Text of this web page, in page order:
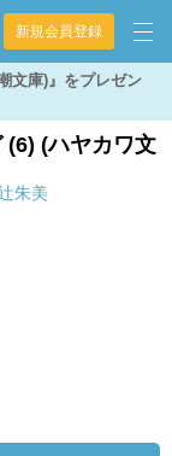
新規会員登録
文庫)』をプレゼン
(6) (ハヤカワ文
朱美